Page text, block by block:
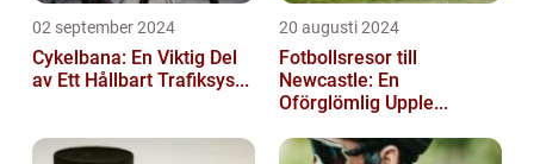
02 september 2024
Cykelbana: En Viktig Del
av Ett Hållbart Trafiksys...
20 augusti 2024
Fotbollsresor till
Newcastle: En
Oförglömlig Upple...